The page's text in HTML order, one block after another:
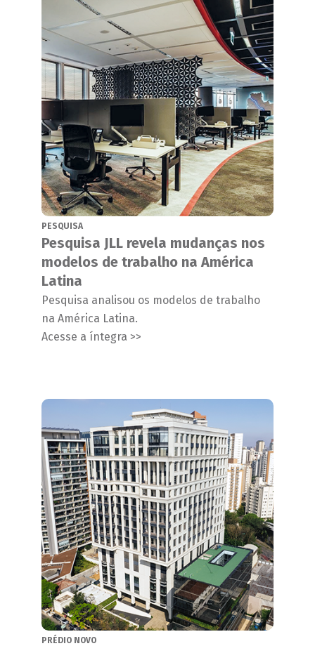
PESQUISA
Pesquisa JLL revela mudanças nos
modelos de trabalho na América
Latina
Pesquisa analisou os modelos de trabalho
na América Latina.
Acesse a íntegra >>
PRÉDIO NOVO